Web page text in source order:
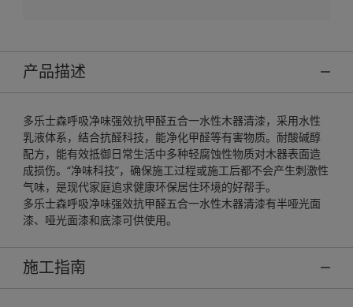
产品描述
多乐士森呼吸净味强效抗甲醛五合一水性木器清漆，采用水性
乳液体系，结合抗醛科技，能净化甲醛等有害物质。耐酸碱醇
配方，能有效抵御日常生活中多种轻腐蚀性物质对木器表面造
成损伤。“净味科技”，确保施工过程或施工后都不会产生刺激性
气味，是现代家庭追求健康环保居住环境的好帮手。
多乐士森呼吸净味强效抗甲醛五合一水性木器清漆有半哑光面
漆、哑光面漆和底漆可供使用。
施工指南